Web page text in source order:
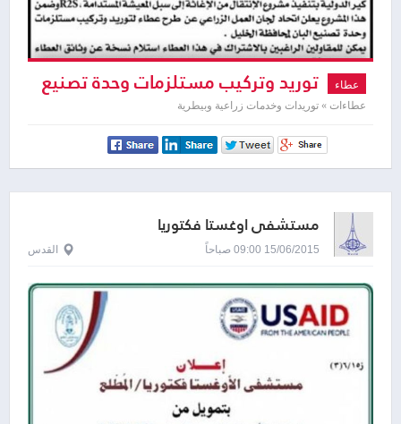
عطاء توريد وتركيب مستلزمات وحدة تصنيع
البان
عطاءات » توريدات وخدمات زراعية وبيطرية
مستشفى اوغستا فكتوريا
15/06/2015 09:00 صباحاً القدس